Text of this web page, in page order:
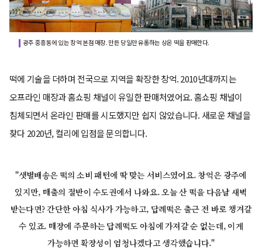
광주 중흥동에 있는 창억 본점 매장. 만든 당일만 유통하는 상온 떡을 판매한다.
떡에 기술을 더하며 전국으로 지역을 확장한 창억. 2010년대까지는
오프라인 매장과 홈쇼핑 채널이 유일한 판매처였어요. 홈쇼핑 채널이
침체되면서 온라인 판매를 시도했지만 쉽지 않았습니다. 새로운 채널을
찾다 2020년, 컬리에 입점을 문의합니다.
"샛별배송은 떡의 소비 패턴에 딱 맞는 서비스였어요. 창억은 광주에
있지만, 매출의 절반이 수도권에서 나와요. 오늘 산 떡을 다음날 새벽
받는다면? 간단한 아침 식사가 가능하고, 답례떡은 출근 전 바로 챙겨갈
수 있죠. 매장에 주문하는 답례떡도 아침에 가져갈 순 없는데, 이게
가능하면 확장성이 엄청나겠다고 생각했습니다."